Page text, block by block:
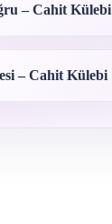
– Cahit Külebi
– Cahit Külebi